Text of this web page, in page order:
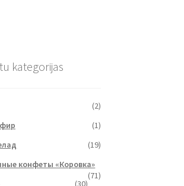
kategorijas
(2)
(1)
(19)
конфеты «Коровка»
(71)
(30)